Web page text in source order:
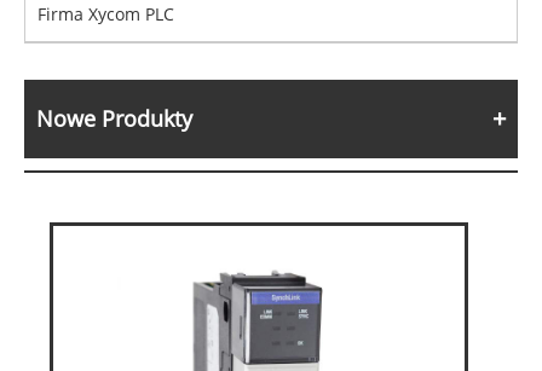
Firma Xycom PLC
Nowe Produkty